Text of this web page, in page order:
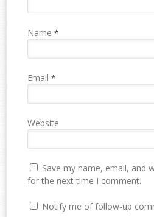
Name*
Email*
Website
Save my name, email, and
for the next time I comment.
Notify me of follow-up